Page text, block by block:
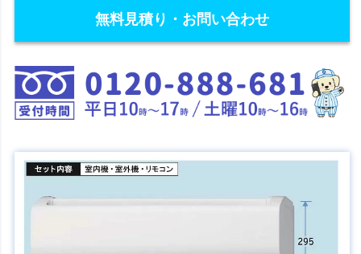
無料見積り・お問い合わせ